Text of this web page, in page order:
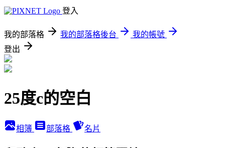
登入
我的部落格 我的部落格後台
我的帳號
登出
25度c的空白
相簿 部落格 名片